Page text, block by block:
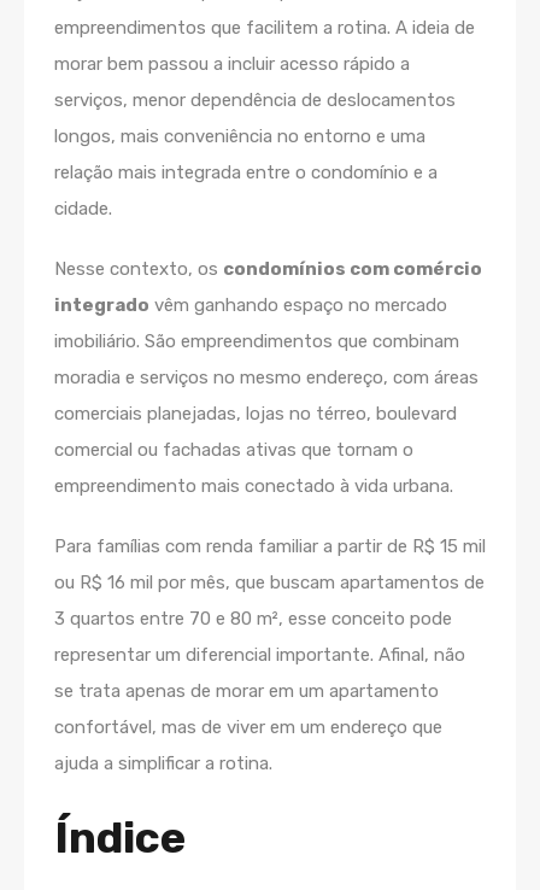
empreendimentos que facilitem a rotina. A ideia de
morar bem passou a incluir acesso rápido a
serviços, menor dependência de deslocamentos
longos, mais conveniência no entorno e uma
relação mais integrada entre o condomínio e a
cidade.
Nesse contexto, os condomínios com comércio
integrado vêm ganhando espaço no mercado
imobiliário. São empreendimentos que combinam
moradia e serviços no mesmo endereço, com áreas
comerciais planejadas, lojas no térreo, boulevard
comercial ou fachadas ativas que tornam o
empreendimento mais conectado à vida urbana.
Para famílias com renda familiar a partir de R$ 15 mil
ou R$ 16 mil por mês, que buscam apartamentos de
3 quartos entre 70 e 80 m², esse conceito pode
representar um diferencial importante. Afinal, não
se trata apenas de morar em um apartamento
confortável, mas de viver em um endereço que
ajuda a simplificar a rotina.
Índice